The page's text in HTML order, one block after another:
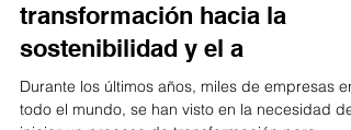
transformación hacia la
sostenibilidad y el a
Durante los últimos años, miles de empresas en
todo el mundo, se han visto en la necesidad de